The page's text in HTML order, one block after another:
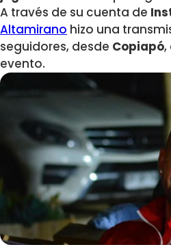
A través de su cuenta de
Altamirano hizo una
seguidores, desde Copiapó,
evento.